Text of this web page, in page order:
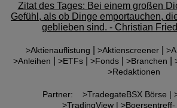
Zitat des Tages: Bei einem großen
Gefühl, als ob Dinge emportauchen,
geblieben sind. - Christian
>Aktienauflistung >Aktienscreener|
>Anleihen >ETFs >Fonds >Branchen
>Redaktionen
Partner: >TradegateBSX Börse |
>TradingView |